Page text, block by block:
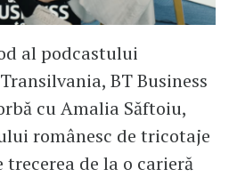
al podcastului
BT Business
cu Amalia Săftoiu,
românesc de tricotaje
de la o carieră